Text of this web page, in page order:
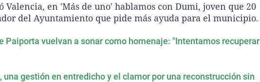
Valencia, en 'Más de uno' hablamos con Dumi, joven que 20
del Ayuntamiento que pide más ayuda para el municipio.
Paiporta vuelvan a sonar como homenaje: "Intentamos recuperar
gestión en entredicho y el clamor por una reconstrucción sin